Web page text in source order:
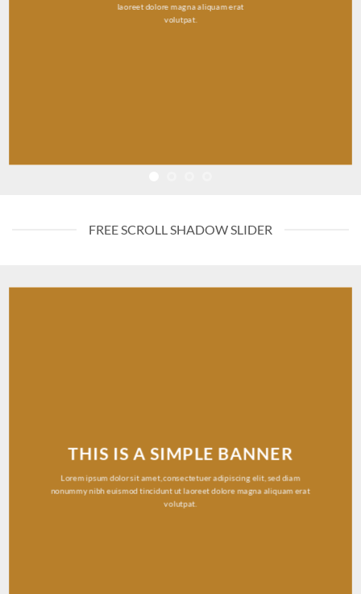
laoreet dolore magna aliquam erat
volutpat.
FREE SCROLL SHADOW SLIDER
THIS IS A SIMPLE BANNER
Lorem ipsum dolor sit amet, consectetuer adipiscing elit, sed diam
nonummy nibh euismod tincidunt ut laoreet dolore magna aliquam erat
volutpat.